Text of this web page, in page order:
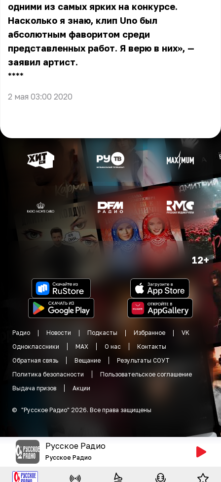
одними из самых ярких на конкурсе.
Насколько я знаю, клип Uno был
абсолютным фаворитом среди
представленных работ. Я верю в них», —
заявил артист.
** **
2 мая 03:00 2020
12+
Радио Новости Подкасты Избранное
VK
Одноклассники
MAX О нас
Контакты
Обратная связь
Вещание
Результаты СОУТ
Политика безопасности
Пользовательское соглашение
Выдача призов
Акции
© "Русское Радио" 2026. Все права защищены
Русское Радио
Русское Радио